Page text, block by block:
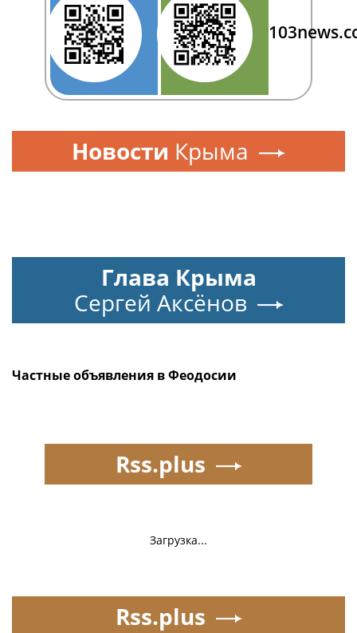
Новости Крыма
Глава Крыма
Сергей Аксёнов
Частные объявления в Феодосии
Загрузка...
Rss.plus
Rss.plus